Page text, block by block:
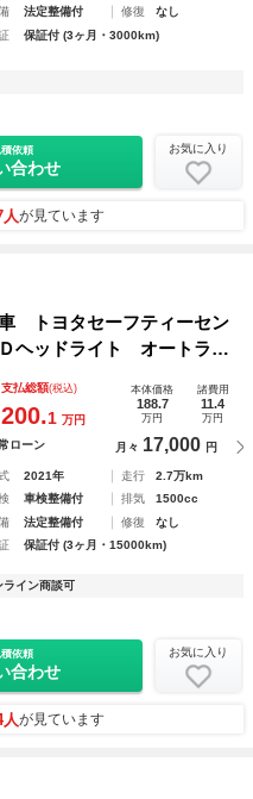
法定整備付 修復
なし
保証付 (3ヶ月・3000km)
依頼
合わせ
お気に入り
人が見ています
トヨタセーフティーセン
ッドライト オートライ
支払総額(税込)
200.1 万円
本体価格
188.7
万円
諸費用
11.4
万円
ローン 月々 17,000 円
2021年 走行
2.7万km
車検整備付 排気
1500cc
法定整備付 修復
なし
保証付 (3ヶ月・15000km)
ライン商談可
依頼
合わせ
お気に入り
人が見ています